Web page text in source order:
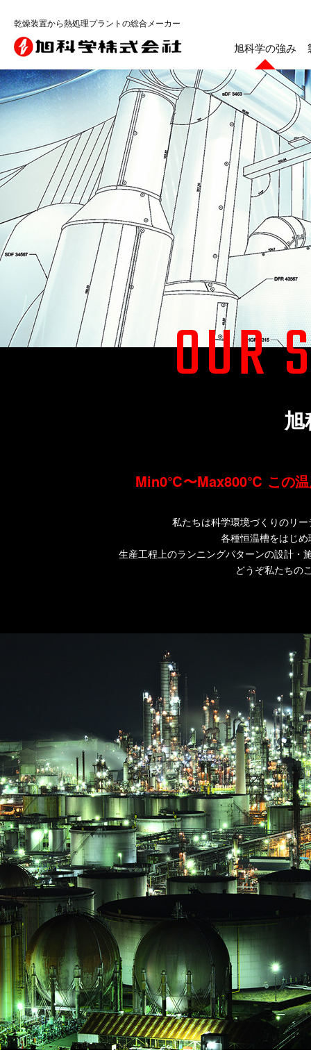
乾燥装置から熱処理プラントの総合メーカー
旭科学の強み
OUR
Min0℃〜Max800℃ この温
私たちは科学環境づくりのリ
各種恒温槽をはじ
生産工程上のランニングパターンの設計・
どうぞ私たちの